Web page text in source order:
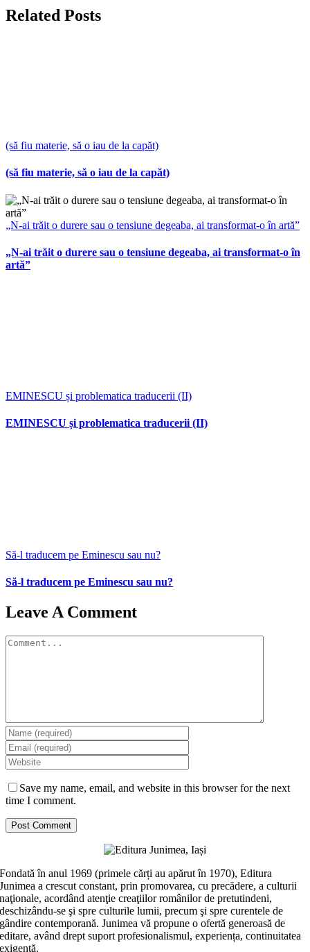
Related Posts
(să fiu materie, să o iau de la capăt)
(să fiu materie, să o iau de la capăt)
„N-ai trăit o durere sau o tensiune degeaba, ai transformat-o în artă”
„N-ai trăit o durere sau o tensiune degeaba, ai transformat-o în
artă”
EMINESCU și problematica traducerii (II)
EMINESCU și problematica traducerii (II)
Să-l traducem pe Eminescu sau nu?
Să-l traducem pe Eminescu sau nu?
Leave A Comment
Comment
Save my name, email, and website in this browser for the next
time I comment.
Fondată în anul 1969 (primele cărți au apărut în 1970), Editura
Junimea a crescut constant, prin promovarea, cu precădere, a culturii
naţionale, acordând atenţie creaţiilor românilor de pretutindeni,
deschizându-se şi spre culturile lumii, precum şi spre curentele de
gândire contemporană. Junimea vă propune o ofertă generoasă de
editare, având drept suport profesionalismul, experiența, continuitatea
exigentă.